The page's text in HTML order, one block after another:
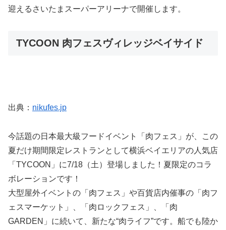
迎えるさいたまスーパーアリーナで開催します。
TYCOON 肉フェスヴィレッジベイサイド
出典： nikufes.jp
今話題の日本最大級フードイベント「肉フェス」が、この
夏だけ期間限定レストランとして横浜ベイエリアの人気店
「TYCOON」に7/18（土）登場しました！夏限定のコラ
ボレーションです！
大型屋外イベントの「肉フェス」や百貨店内催事の「肉フ
ェスマーケット」、「肉ロックフェス」、「肉
GARDEN」に続いて、新たな“肉ライフ”です。船でも陸か